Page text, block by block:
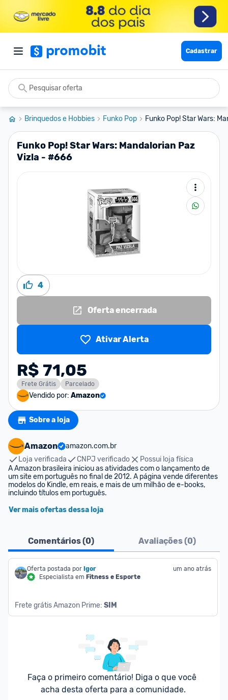
Cadastrar
Brinquedos e Hobbies Funko Pop Funko Pop! Star Wars:
Funko Pop! Star Wars: Mandalorian Paz
Vizla - #666
4
Oferta encerrada
Ativar Alerta
R$ 71,05
Frete Grátis Parcelado
Vendido por: Amazon
Sobre a loja
Amazon
amazon.com.br
Loja verificada
CNPJ verificado
Possui loja física
A Amazon brasileira iniciou as atividades com o lançamento de
um site em português no final de 2012. A página vende diferentes
modelos do Kindle, em reais, e mais de um milhão de e-books,
incluindo títulos em português.
Ver mais ofertas dessa loja
Comentários (0) Avaliações (0)
Oferta postada por Igor
Especialista em Fitness e Esporte
um ano atrás
Frete grátis Amazon Prime: SIM
Faça o primeiro comentário! Diga o que você
acha desta oferta para a comunidade.